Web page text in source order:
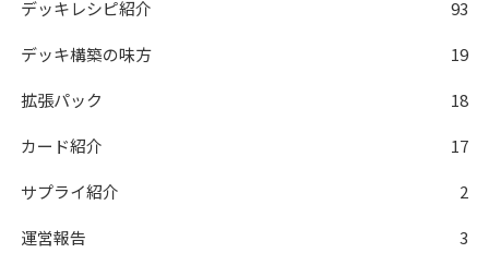
デッキレシピ紹介
93
デッキ構築の味方
19
拡張パック
18
カード紹介
17
サプライ紹介
2
運営報告
3